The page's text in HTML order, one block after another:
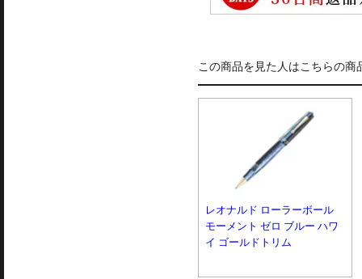
この商品を見た人はこちらの商
レオナルド ローラーボール
モーメント ゼロ ブルー ハワ
イ ゴールドトリム